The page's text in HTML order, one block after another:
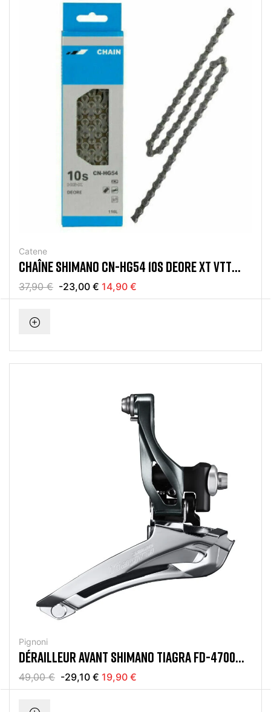
Catene
CHAÎNE SHIMANO CN-HG54 10S DEORE XT VTT
ROUTE GRAVEL
37,90 € -23,00 € 14,90 €
Pignoni
DÉRAILLEUR AVANT SHIMANO TIAGRA FD-4700
2X10 VITESSES
49,00 € -29,10 € 19,90 €